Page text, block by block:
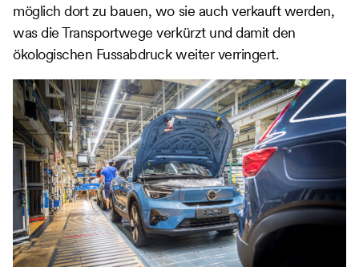
möglich dort zu bauen, wo sie auch verkauft werden,
was die Transportwege verkürzt und damit den
ökologischen Fussabdruck weiter verringert.